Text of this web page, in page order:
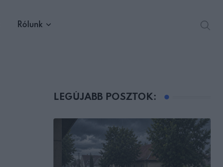
Rólunk
LEGÚJABB POSZTOK: